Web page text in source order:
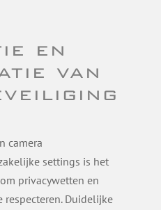
en
van
camera
settings is het
privacywetten en
Duidelijke